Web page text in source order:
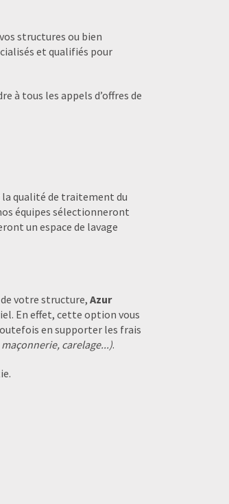
structures ou bien
et qualifiés pour
à tous les appels d’offres de
la qualité de traitement du
équipes sélectionneront
un espace de lavage
votre structure,Azur
En effet, cette option vous
en supporter les frais
carelage...).